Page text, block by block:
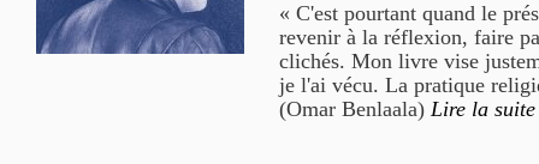
« C'est pourtant quand le
revenir à la réflexion, faire
clichés. Mon livre vise
je l'ai vécu. La pratique
(Omar Benlaala) Lire la suite